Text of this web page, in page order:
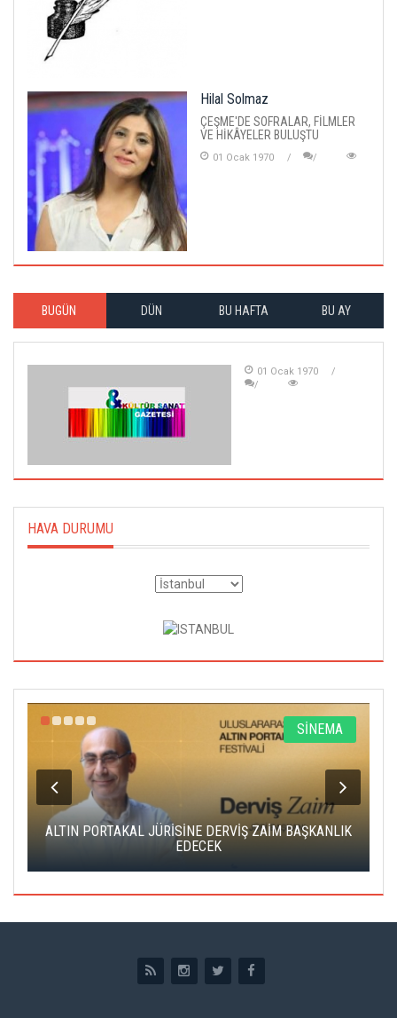
Hilal Solmaz
ÇEŞME'DE SOFRALAR, FİLMLER
VE HİKÂYELER BULUŞTU
01 Ocak 1970
BUGÜN DÜN BU HAFTA BU AY
01 Ocak 1970
HAVA DURUMU
SİNEMA
ALTIN PORTAKAL JÜRİSİNE DERVİŞ ZAİM BAŞKANLIK
EDECEK